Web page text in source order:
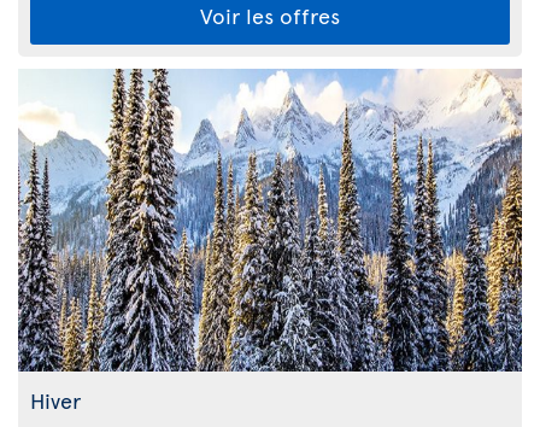
Voir les offres
Hiver